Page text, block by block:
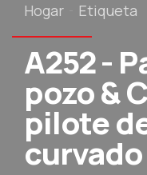
Hogar Etiqueta
A252 -
pozo &
pilote